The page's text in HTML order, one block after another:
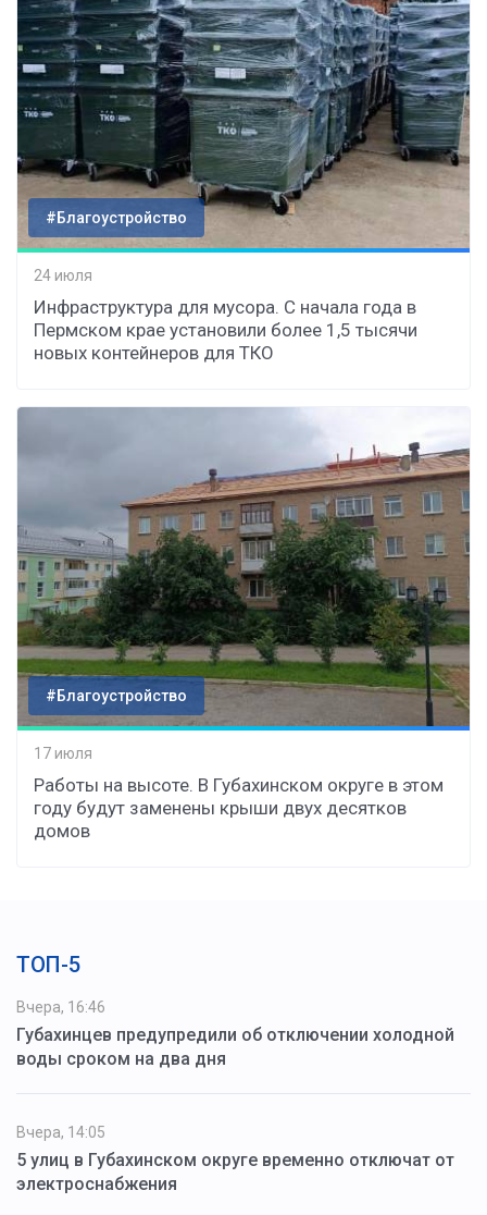
#Благоустройство
24 июля
Инфраструктура для мусора. С начала года в
Пермском крае установили более 1,5 тысячи
новых контейнеров для ТКО
#Благоустройство
17 июля
Работы на высоте. В Губахинском округе в этом
году будут заменены крыши двух десятков
домов
ТОП-5
Вчера, 16:46
Губахинцев предупредили об отключении холодной
воды сроком на два дня
Вчера, 14:05
5 улиц в Губахинском округе временно отключат от
электроснабжения